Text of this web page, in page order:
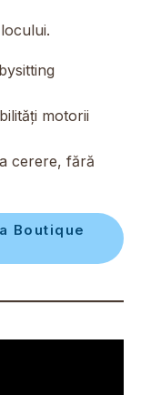
motorii
cerere, fără
Boutique